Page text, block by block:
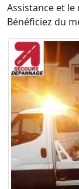
Assistance et
Bénéficiez du